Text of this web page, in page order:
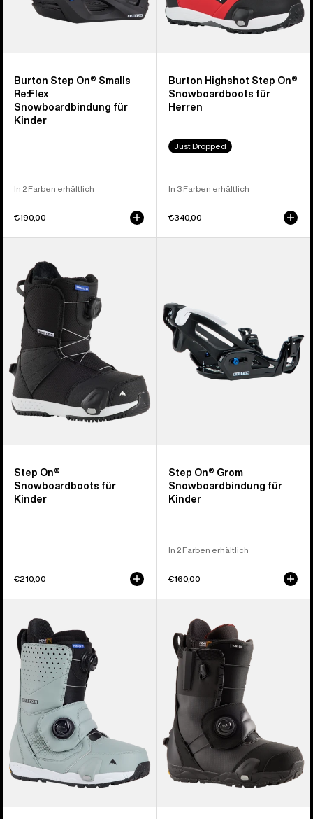
Burton Step On® Smalls
Re:Flex
Snowboardbindung für
Kinder
In 2 Farben erhältlich
€190,00
Burton Highshot Step On®
Snowboardboots für
Herren
Just Dropped
In 3 Farben erhältlich
€340,00
Smalls
Step On®
Snowboardboots
Kinder
Step On®
Snowboardboots für
Kinder
€210,00
für
Kinder
Step On® Grom
Snowboardbindung für
Kinder
In 2 Farben erhältlich
€160,00
Photon
Step
On®
Snowboardboots
Herren
Step
On®
Snowboardboots
Herren